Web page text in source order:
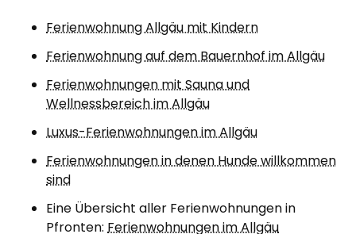
Ferienwohnung Allgäu mit Kindern
Ferienwohnung auf dem Bauernhof im Allgäu
Ferienwohnungen mit Sauna und
Wellnessbereich im Allgäu
Luxus-Ferienwohnungen im Allgäu
Ferienwohnungen in denen Hunde willkommen
sind
Eine Übersicht aller Ferienwohnungen in
Pfronten:Ferienwohnungen im Allgäu